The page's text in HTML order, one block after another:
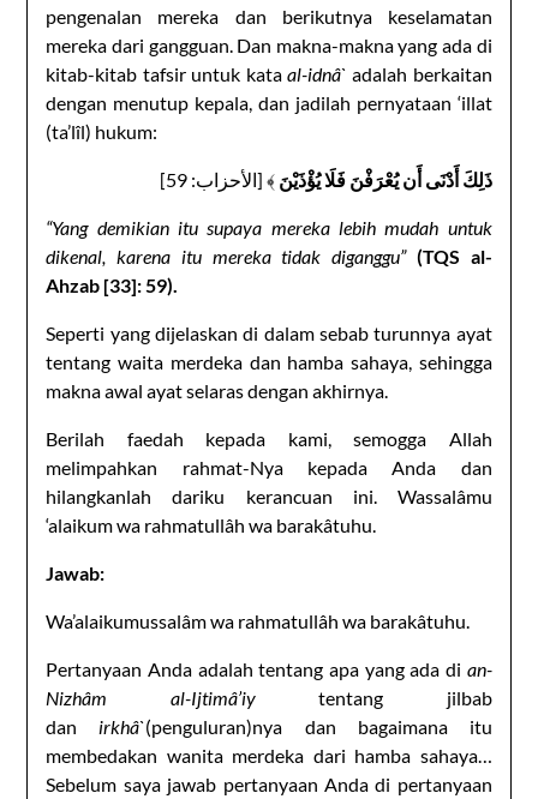
pengenalan mereka dan berikutnya keselamatan
mereka dari gangguan. Dan makna-makna yang ada di
kitab-kitab tafsir untuk kata al-idnâ` adalah berkaitan
dengan menutup kepala, dan jadilah pernyataan ‘illat
(ta’lîl) hukum:
ذَلِكَ أَدْنَى أَن يُعْرَفْنَ فَلَا يُؤْذَيْنَ﴾ [الأحزاب: 59]
“Yang demikian itu supaya mereka lebih mudah untuk
dikenal, karena itu mereka tidak diganggu” (TQS al-
Ahzab [33]: 59).
Seperti yang dijelaskan di dalam sebab turunnya ayat
tentang waita merdeka dan hamba sahaya, sehingga
makna awal ayat selaras dengan akhirnya.
Berilah faedah kepada kami, semogga Allah
melimpahkan rahmat-Nya kepada Anda dan
hilangkanlah dariku kerancuan ini. Wassalâmu
‘alaikum wa rahmatullâh wa barakâtuhu.
Jawab:
Wa’alaikumussalâm wa rahmatullâh wa barakâtuhu.
Pertanyaan Anda adalah tentang apa yang ada di an-
Nizhâm al-Ijtimâ’iytentang jilbab
dan irkhâ`(penguluran)nya dan bagaimana itu
membedakan wanita merdeka dari hamba sahaya…
Sebelum saya jawab pertanyaan Anda di pertanyaan